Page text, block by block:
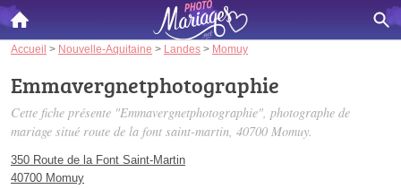
Accueil > Nouvelle-Aquitaine > Landes > Momuy
Emmavergnetphotographie
Cette fiche présente "Emmavergnetphotographie", photographe de
mariage situé route de la font saint-martin, 40700 Momuy.
350 Route de la Font Saint-Martin
40700 Momuy